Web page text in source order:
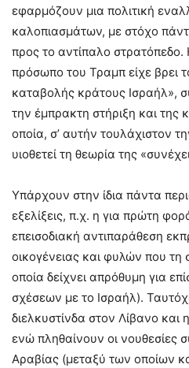
εφαρμόζουν μια πολιτική
καλοπιασμάτων, με στόχο
προς το αντίπαλο στρατόπεδο.
πρόσωπο του Τραμπ είχε βρει
καταβολής κράτους Ισραήλ»,
την έμπρακτη στήριξη και της
οποία, σ’ αυτήν τουλάχιστον
υιοθετεί τη θεωρία της
Υπάρχουν στην ίδια πάντα
εξελίξεις, π.χ. η για πρώτη
επεισοδιακή αντιπαράθεση
οικογένειας και φυλών που τη
οποία δείχνει απρόθυμη για
σχέσεων με το Ισραήλ).
διελκυστίνδα στον Λίβανο και
ενώ πληθαίνουν οι νουθεσίες
Αραβίας (μεταξύ των οποίων